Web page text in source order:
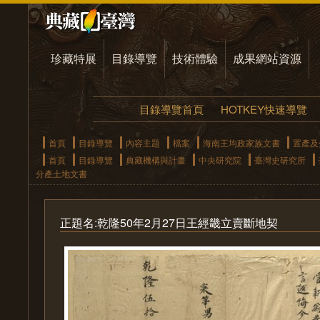
珍藏特展 目錄導覽 技術體驗 成果網站資源
目錄導覽首頁 HOTKEY快速導覽
首頁 目錄導覽 內容主題 檔案 海南王均政家族文書
置產
首頁
目錄導覽 典藏機構與計畫 中央研究院 臺灣史研究所
分產土地文書
正題名:乾隆50年2月27日王經畿立賣斷地契